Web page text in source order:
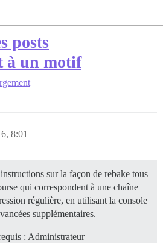
posts
à un motif
8:01
sur la façon de rebake tous
qui correspondent à une chaîne
régulière, en utilisant la console
supplémentaires.
: Administrateur